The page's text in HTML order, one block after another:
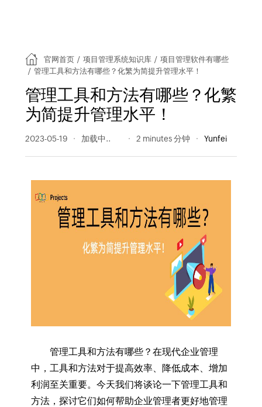
官网首页 / 项目管理系统知识库 / 项目管理软件有哪些
/ 管理工具和方法有哪些？化繁为简提升管理水平！
管理工具和方法有哪些？化繁
为简提升管理水平！
2023-05-19 280 阅读量 2 minutes 分钟 Yunfei
管理工具和方法有哪些？在现代企业管理
中，工具和方法对于提高效率、降低成本、增加
利润至关重要。今天我们将谈论一下管理工具和
方法，探讨它们如何帮助企业管理者更好地管理